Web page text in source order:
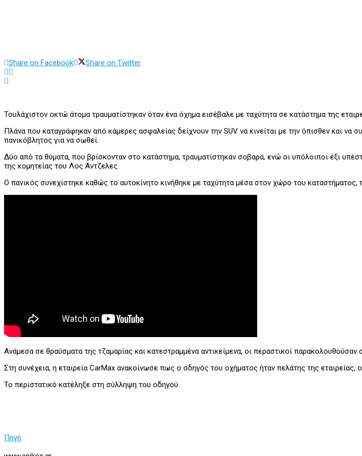
Share on Facebook Share on Twitter
Τουλάχιστον οκτώ άτομα τραυματίστηκαν όταν ένα όχημα εισέβαλε με ταχύτητα σε κατάστημα της
Πλάνα που καταγράφηκαν από κάμερες ασφαλείας δείχνουν την SUV να κινείται με την όπισθεν και
πανικόβλητος για να σωθεί.
Δύο από τα θύματα, που βρίσκονταν στο κατάστημα, τραυματίστηκαν σοβαρά, ενώ οι υπόλοιποι έξι
της κομητείας του Λος Άντζελες.
Ο πανικός συνεχίστηκε καθώς το αυτοκίνητο κινήθηκε με ταχύτητα μέσα στον χώρο του
Ανάμεσα σε θραύσματα της τζαμαρίας και κατεστραμμένα αντικείμενα, οι περαστικοί παρακολουθούσαν
Στη συνέχεια, η εταιρεία CarMax ανακοίνωσε πως ο οδηγός του οχήματος ήταν πελάτης της εταιρείας,
Το περιστατικό κατέληξε στη σύλληψη του οδηγού.
Πηγή